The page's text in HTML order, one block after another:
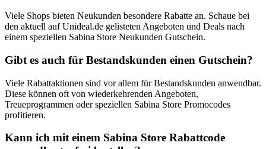
Viele Shops bieten Neukunden besondere Rabatte an. Schaue bei
den aktuell auf Unideal.de gelisteten Angeboten und Deals nach
einem speziellen Sabina Store Neukunden Gutschein.
Gibt es auch für Bestandskunden einen Gutschein?
Viele Rabattaktionen sind vor allem für Bestandskunden anwendbar.
Diese können oft von wiederkehrenden Angeboten,
Treueprogrammen oder speziellen Sabina Store Promocodes
profitieren.
Kann ich mit einem Sabina Store Rabattcode